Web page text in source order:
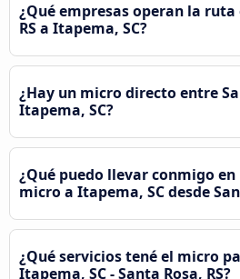
¿Qué empresas operan la ruta
RS a Itapema, SC?
¿Hay un micro directo entre
Itapema, SC?
¿Qué puedo llevar conmigo
micro a Itapema, SC desde
¿Qué servicios tené el micro
Itapema, SC - Santa Rosa, RS?